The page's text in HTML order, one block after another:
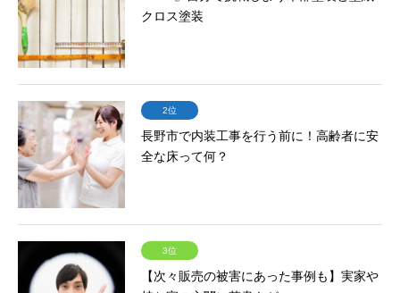
クロス塗装
2位
長野市で内装工事を行う前に！高齢者に安
全な床って何？
3位
【次々販売の被害にあった事例も】実家や